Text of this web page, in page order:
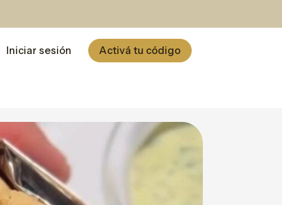
Iniciar sesión Activá tu código